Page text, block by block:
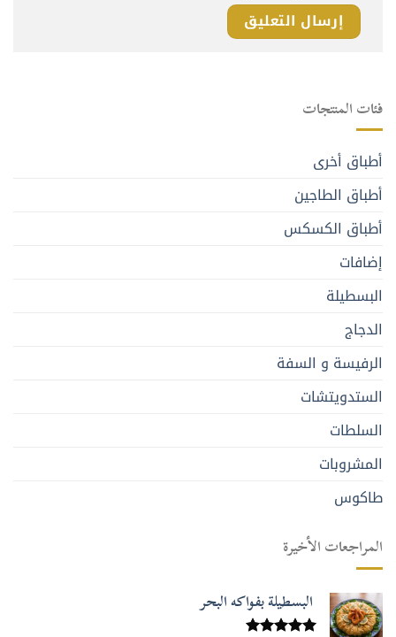
فئات المنتجات
أطباق أخرى
أطباق الطاجين
أطباق الكسكس
إضافات
البسطيلة
الدجاج
الرفيسة و السفة
الستدويتشات
السلطات
المشروبات
طاكوس
المراجعات الأخيرة
البسطيلة بفواكه البحر